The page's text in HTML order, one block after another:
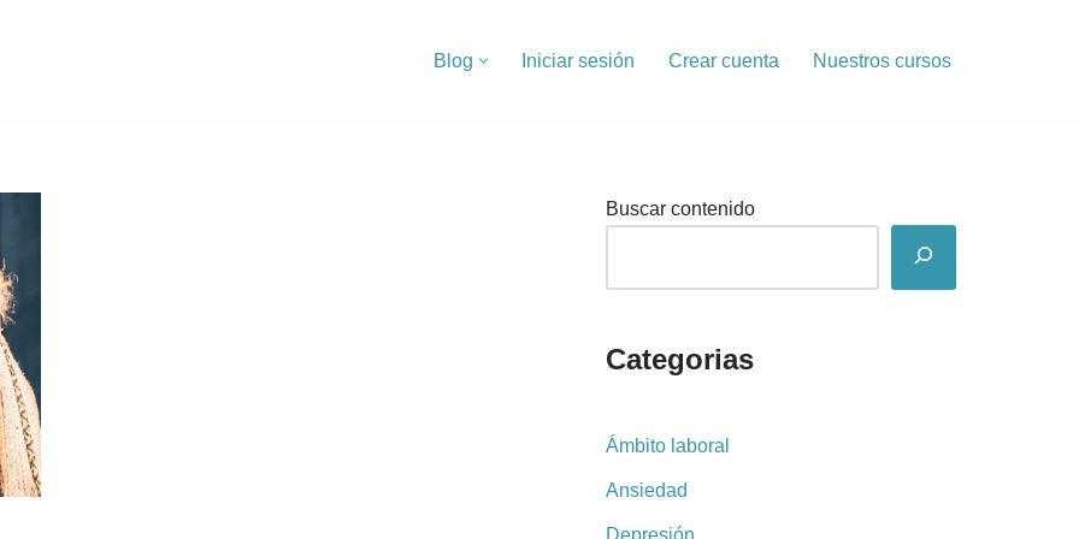
Blog Iniciar sesión Crear cuenta Nuestros cursos
Buscar contenido
Categorias
Ámbito laboral
Ansiedad
Depresión